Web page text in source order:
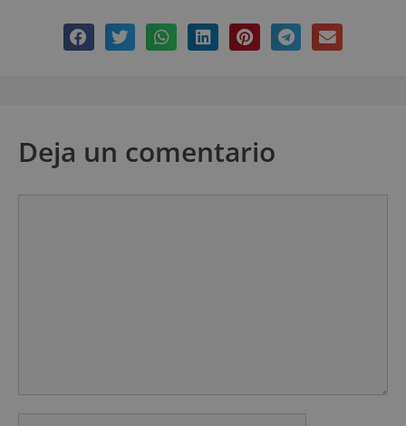
Deja un comentario